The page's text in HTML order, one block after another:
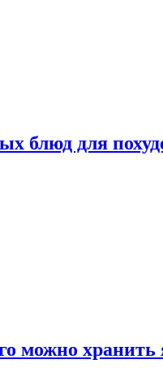
блюд для
можно хранить